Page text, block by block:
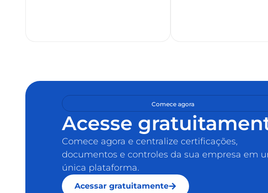
Comece agora
Acesse
Comece agora e centralize certificações,
documentos e controles da sua empresa em
única plataforma.
Acessar gratuitamente